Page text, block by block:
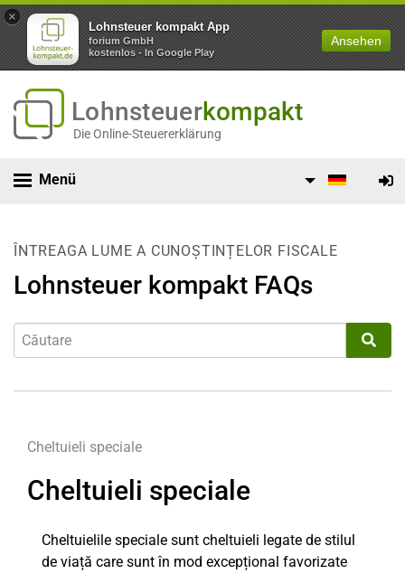
×
Lohnsteuer kompakt App
forium GmbH
kostenlos - In Google Play
Ansehen
Lohnsteuerkompakt
Die Online-Steuererklärung
Menü
ÎNTREAGA LUME A CUNOȘTINȚELOR FISCALE
Lohnsteuer kompakt FAQs
Cheltuieli speciale
Cheltuieli speciale
Cheltuielile speciale sunt cheltuieli legate de stilul
de viață care sunt în mod excepțional favorizate